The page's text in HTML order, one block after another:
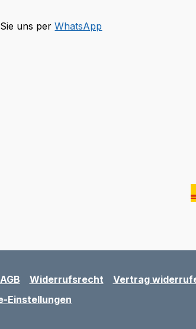
uns perWhatsApp
AGB Widerrufsrecht Vertrag
Einstellungen